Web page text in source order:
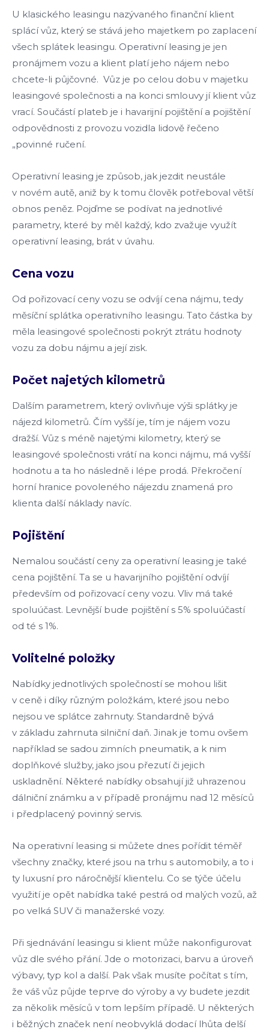
U klasického leasingu nazývaného finanční klient
splácí vůz, který se stává jeho majetkem po zaplacení
všech splátek leasingu. Operativní leasing je jen
pronájmem vozu a klient platí jeho nájem nebo
chcete-li půjčovné. Vůz je po celou dobu v majetku
leasingové společnosti a na konci smlouvy jí klient vůz
vrací. Součástí plateb je i havarijní pojištění a pojištění
odpovědnosti z provozu vozidla lidově řečeno
„povinné ručení.
Operativní leasing je způsob, jak jezdit neustále
v novém autě, aniž by k tomu člověk potřeboval větší
obnos peněz. Pojďme se podívat na jednotlivé
parametry, které by měl každý, kdo zvažuje využít
operativní leasing, brát v úvahu.
Cena vozu
Od pořizovací ceny vozu se odvíjí cena nájmu, tedy
měsíční splátka operativního leasingu. Tato částka by
měla leasingové společnosti pokrýt ztrátu hodnoty
vozu za dobu nájmu a její zisk.
Počet najetých kilometrů
Dalším parametrem, který ovlivňuje výši splátky je
nájezd kilometrů. Čím vyšší je, tím je nájem vozu
dražší. Vůz s méně najetými kilometry, který se
leasingové společnosti vrátí na konci nájmu, má vyšší
hodnotu a ta ho následně i lépe prodá. Překročení
horní hranice povoleného nájezdu znamená pro
klienta další náklady navíc.
Pojištění
Nemalou součástí ceny za operativní leasing je také
cena pojištění. Ta se u havarijního pojištění odvíjí
především od pořizovací ceny vozu. Vliv má také
spoluúčast. Levnější bude pojištění s 5% spoluúčastí
od té s 1%.
Volitelné položky
Nabídky jednotlivých společností se mohou lišit
v ceně i díky různým položkám, které jsou nebo
nejsou ve splátce zahrnuty. Standardně bývá
v základu zahrnuta silniční daň. Jinak je tomu ovšem
například se sadou zimních pneumatik, a k nim
doplňkové služby, jako jsou přezutí či jejich
uskladnění. Některé nabídky obsahují již uhrazenou
dálniční známku a v případě pronájmu nad 12 měsíců
i předplacený povinný servis.
Na operativní leasing si můžete dnes pořídit téměř
všechny značky, které jsou na trhu s automobily, a to i
ty luxusní pro náročnější klientelu. Co se týče účelu
využití je opět nabídka také pestrá od malých vozů, až
po velká SUV či manažerské vozy.
Při sjednávání leasingu si klient může nakonfigurovat
vůz dle svého přání. Jde o motorizaci, barvu a úroveň
výbavy, typ kol a další. Pak však musíte počítat s tím,
že váš vůz půjde teprve do výroby a vy budete jezdit
za několik měsíců v tom lepším případě. U některých
i běžných značek není neobvyklá dodací lhůta delší